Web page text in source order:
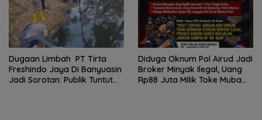
Dugaan Limbah PT Tirta
Freshindo Jaya Di Banyuasin
Jadi Sorotan: Publik Tuntut
Diduga Oknum Pol Airud Jadi
Broker Minyak Ilegal, Uang
Rp88 Juta Milik Toke Muba